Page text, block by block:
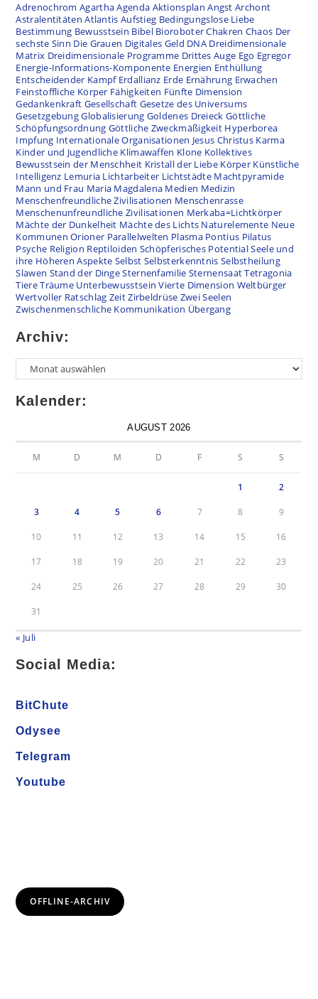
Adrenochrom AgarthaAgenda Aktionsplan Angst Archont
Astralentitäten Atlantis Aufstieg Bedingungslose Liebe
Bestimmung Bewusstsein Bibel BioroboterChakren Chaos Der
sechste Sinn Die Grauen Digitales Geld DNA Dreidimensionale
Matrix Dreidimensionale Programme Drittes Auge Ego Egregor
Energie-Informations-Komponente Energien Enthüllung
Entscheidender Kampf Erdallianz Erde Ernährung Erwachen
Feinstoffliche Körper Fähigkeiten Fünfte Dimension
Gedankenkraft Gesellschaft Gesetze des Universums
GesetzgebungGlobalisierung Goldenes Dreieck Göttliche
Schöpfungsordnung Göttliche Zweckmäßigkeit Hyperborea
Impfung Internationale Organisationen Jesus Christus Karma
Kinder und Jugendliche Klimawaffen Klone Kollektives
Bewusstsein der Menschheit Kristall der Liebe Körper Künstliche
Intelligenz Lemuria Lichtarbeiter Lichtstädte Machtpyramide
Mann und Frau Maria Magdalena Medien Medizin
Menschenfreundliche Zivilisationen Menschenrasse
Menschenunfreundliche Zivilisationen Merkaba=Lichtkörper
Mächte der Dunkelheit Mächte des Lichts Naturelemente Neue
Kommunen Orioner Parallelwelten Plasma Pontius Pilatus
Psyche Religion Reptiloiden Schöpferisches PotentialSeele und
ihre Höheren Aspekte Selbst Selbsterkenntnis Selbstheilung
Slawen Stand der DingeSternenfamilie SternensaatTetragonia
TiereTräume Unterbewusstsein Vierte Dimension Weltbürger
Wertvoller Ratschlag ZeitZirbeldrüse Zwei Seelen
Zwischenmenschliche Kommunikation Übergang
Archiv:
Kalender:
AUGUST 2026
M D M D F S S
1 2
3 4 5 6 7 8 9
10 11 12 13 14 15 16
17 18 19 20 21 22 23
24 25 26 27 28 29 30
31
« Juli
Social Media:
BitChute
Odysee
Telegram
Youtube
OFFLINE-ARCHIV